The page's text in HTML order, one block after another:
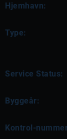
Hjemhavn:
Type:
Service Status:
Byggeår:
Kontrol-